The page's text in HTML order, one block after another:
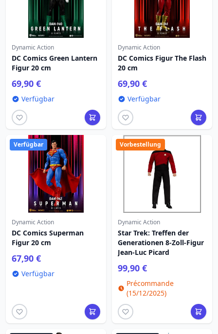
Dynamic Action
DC Comics Green Lantern
Figur 20 cm
69,90 €
Verfügbar
Dynamic Action
DC Comics Figur The Flash
20 cm
69,90 €
Verfügbar
Verfügbar
Dynamic Action
DC Comics Superman
Figur 20 cm
67,90 €
Verfügbar
Vorbestellung
Dynamic Action
Star Trek: Treffen der
Generationen 8-Zoll-Figur
Jean-Luc Picard
99,90 €
Précommande
(15/12/2025)